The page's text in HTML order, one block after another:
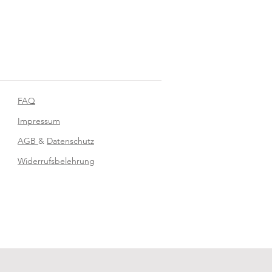
FAQ
Impressum
AGB & Datenschutz
Widerrufsbelehrung